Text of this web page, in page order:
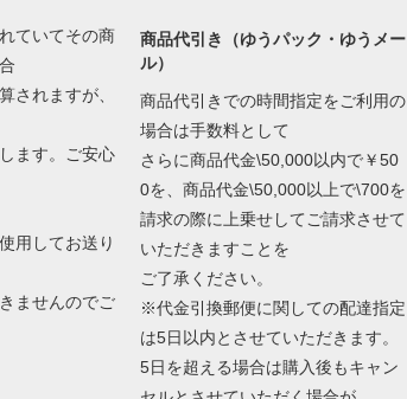
ていてその商
されますが、
ます。ご安心
用してお送り
ませんのでご
商品代引き（ゆうパック・ゆうメー
ル）
商品代引きでの時間指定をご利用の
場合は手数料として
さらに商品代金\50,000以内で￥50
0を、商品代金\50,000以上で\700を
請求の際に上乗せしてご請求させて
いただきますことを
ご了承ください。
※代金引換郵便に関しての配達指定
は5日以内とさせていただきます。
5日を超える場合は購入後もキャン